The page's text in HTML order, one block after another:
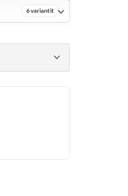
6 variantit